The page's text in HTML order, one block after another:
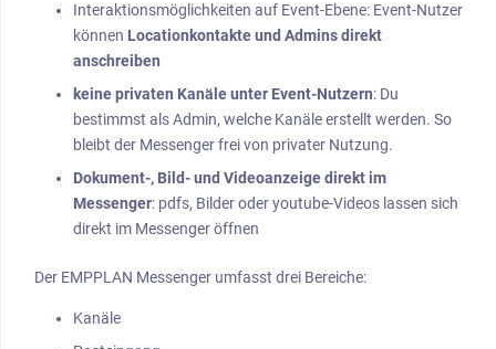
Interaktionsmöglichkeiten auf Event-Ebene: Event-Nutzer
können Locationkontakte und Admins direkt
anschreiben
keine privaten Kanäle unter Event-Nutzern: Du
bestimmst als Admin, welche Kanäle erstellt werden. So
bleibt der Messenger frei von privater Nutzung.
Dokument-, Bild- und Videoanzeige direkt im
Messenger: pdfs, Bilder oder youtube-Videos lassen sich
direkt im Messenger öffnen
Der EMPPLAN Messenger umfasst drei Bereiche:
Kanäle